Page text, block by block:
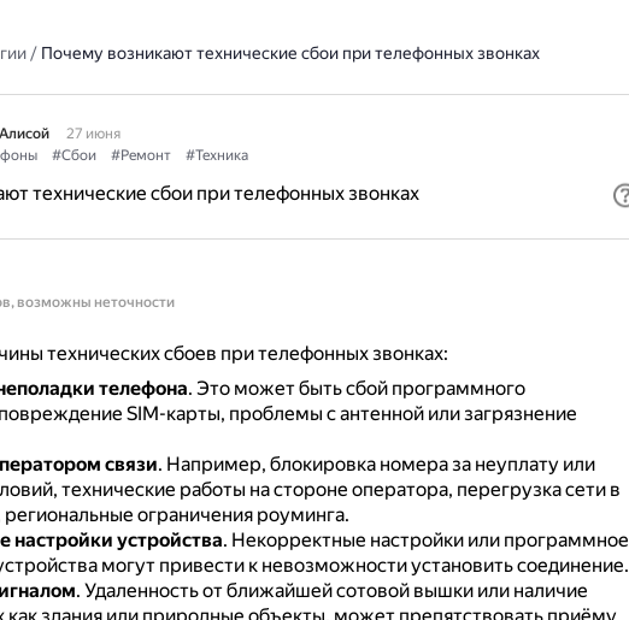
/ Почему возникают технические сбои при телефонных звонках
27 июня
#Сбои #Ремонт #Техника
технические сбои при телефонных звонках
возможны неточности
технических сбоев при телефонных звонках:
телефона. Это может быть сбой программного
SIM-карты, проблемы с антенной или загрязнение
связи. Например, блокировка номера за неуплату или
технические работы на стороне оператора, перегрузка сети в
ограничения роуминга.
настройки устройства. Некорректные настройки или программное
могут привести к невозможности установить соединение.
. Удаленность от ближайшей сотовой вышки или наличие